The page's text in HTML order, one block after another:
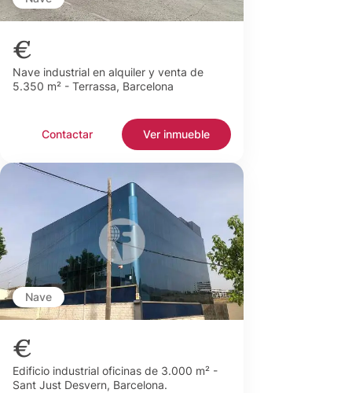
€
Nave industrial en alquiler y venta de
5.350 m² - Terrassa, Barcelona
Contactar Ver inmueble
Nave
€
Edificio industrial oficinas de 3.000 m² -
Sant Just Desvern, Barcelona.